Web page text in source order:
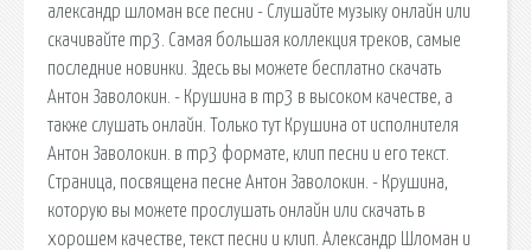
александр шломан все песни - Слушайте музыку онлайн или
скачивайте mp3. Самая большая коллекция треков, самые
последние новинки. Здесь вы можете бесплатно скачать
Антон Заволокин. - Крушина в mp3 в высоком качестве, а
также слушать онлайн. Только тут Крушина от исполнителя
Антон Заволокин. в mp3 формате, клип песни и его текст.
Страница, посвящена песне Антон Заволокин. - Крушина,
которую вы можете прослушать онлайн или скачать в
хорошем качестве, текст песни и клип. Александр Шломан и